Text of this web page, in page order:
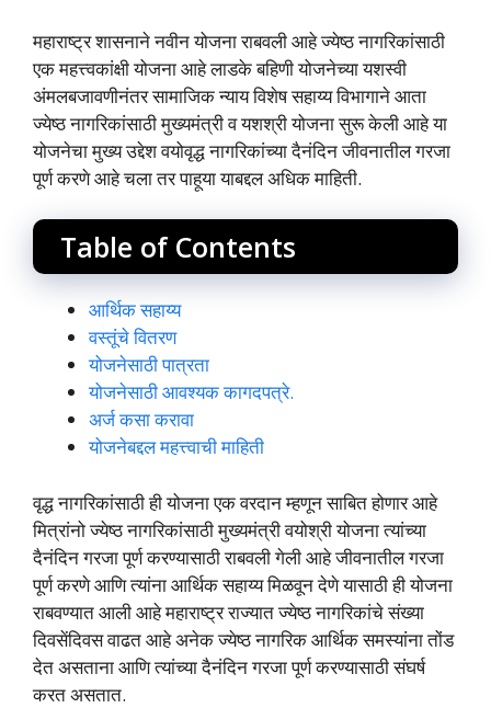
महाराष्ट्र शासनाने नवीन योजना राबवली आहे ज्येष्ठ नागरिकांसाठी
एक महत्त्वकांक्षी योजना आहे लाडके बहिणी योजनेच्या यशस्वी
अंमलबजावणीनंतर सामाजिक न्याय विशेष सहाय्य विभागाने आता
ज्येष्ठ नागरिकांसाठी मुख्यमंत्री व यशश्री योजना सुरू केली आहे या
योजनेचा मुख्य उद्देश वयोवृद्ध नागरिकांच्या दैनंदिन जीवनातील गरजा
पूर्ण करणे आहे चला तर पाहूया याबद्दल अधिक माहिती.
Table of Contents
आर्थिक सहाय्य
वस्तूंचे वितरण
योजनेसाठी पात्रता
योजनेसाठी आवश्यक कागदपत्रे.
अर्ज कसा करावा
योजनेबद्दल महत्त्वाची माहिती
वृद्ध नागरिकांसाठी ही योजना एक वरदान म्हणून साबित होणार आहे
मित्रांनो ज्येष्ठ नागरिकांसाठी मुख्यमंत्री वयोश्री योजना त्यांच्या
दैनंदिन गरजा पूर्ण करण्यासाठी राबवली गेली आहे जीवनातील गरजा
पूर्ण करणे आणि त्यांना आर्थिक सहाय्य मिळवून देणे यासाठी ही योजना
राबवण्यात आली आहे महाराष्ट्र राज्यात ज्येष्ठ नागरिकांचे संख्या
दिवसेंदिवस वाढत आहे अनेक ज्येष्ठ नागरिक आर्थिक समस्यांना तोंड
देत असताना आणि त्यांच्या दैनंदिन गरजा पूर्ण करण्यासाठी संघर्ष
करत असतात.